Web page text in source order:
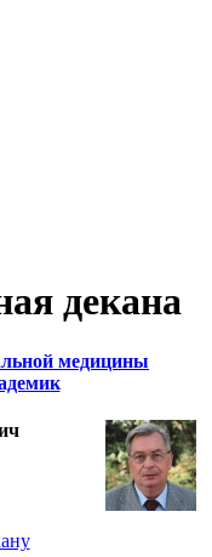
декана
медицины